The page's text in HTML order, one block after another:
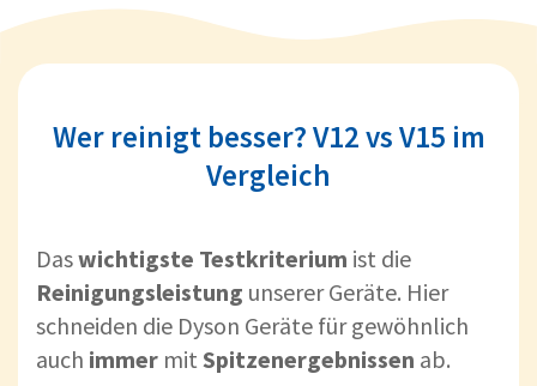
Wer reinigt besser? V12 vs V15 im
Vergleich
Daswichtigste Testkriterium ist die
Reinigungsleistung unserer Geräte. Hier
schneiden die Dyson Geräte für gewöhnlich
auch immer mit Spitzenergebnissen ab.